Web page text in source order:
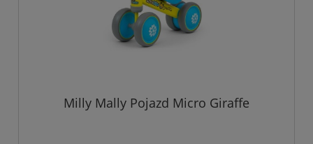
Milly Mally Pojazd Micro Giraffe